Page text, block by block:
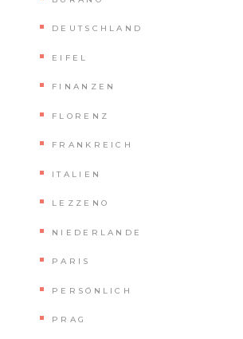
DEUTSCHLAND
EIFEL
FINANZEN
FLORENZ
FRANKREICH
ITALIEN
LEZZENO
NIEDERLANDE
PARIS
PERSÖNLICH
PRAG